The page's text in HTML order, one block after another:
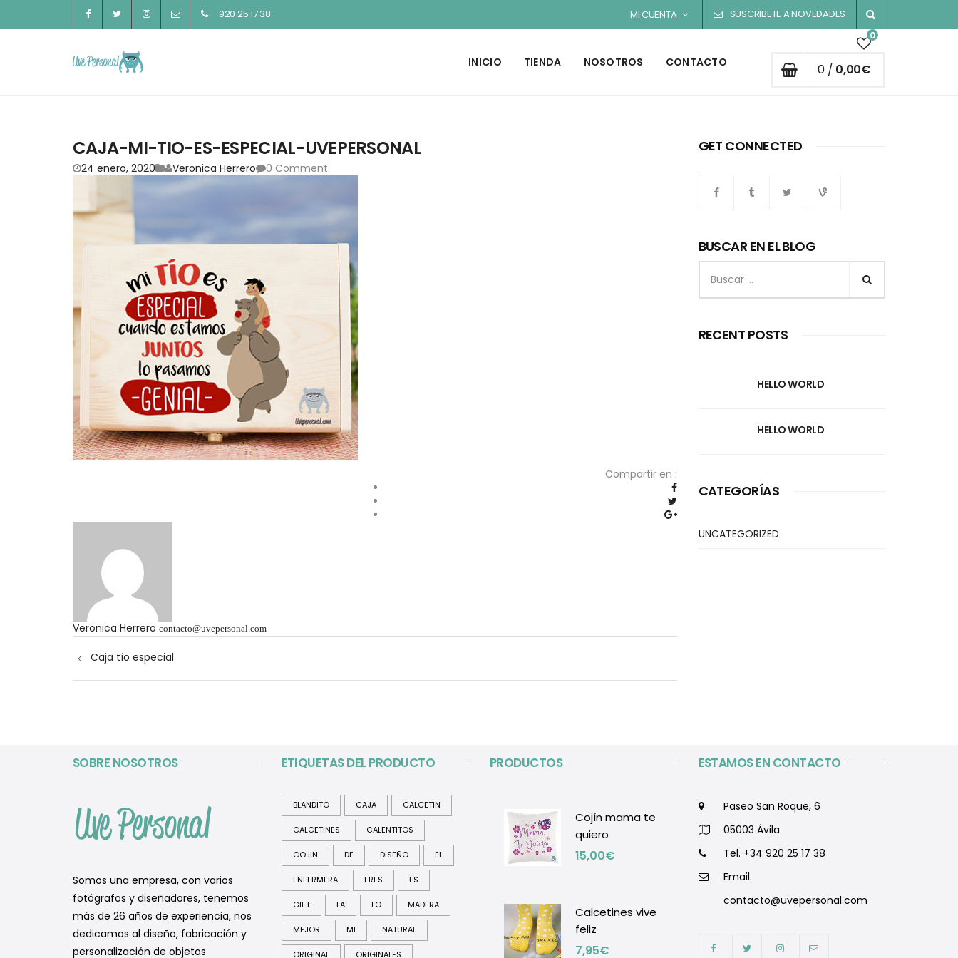
920 25 17 38 MI CUENTA SUSCRIBETE A NOVEDADES
INICIO TIENDA NOSOTROS CONTACTO
0
0 / 0,00€
CAJA-MI-TIO-ES-ESPECIAL-UVEPERSONAL
24 enero, 2020 Veronica Herrero 0 Comment
Compartir en :
Veronica Herrero contacto@uvepersonal.com
de
entradas
Caja tío especial
GET CONNECTED
BUSCAR EN EL BLOG
Buscar:
RECENT POSTS
HELLO WORLD
HELLO WORLD
CATEGORÍAS
UNCATEGORIZED
SOBRE NOSOTROS
Somos una empresa, con varios
fotógrafos y diseñadores, tenemos
más de 26 años de experiencia, nos
dedicamos al diseño, fabricación y
personalización de objetos
ETIQUETAS DEL PRODUCTO
BLANDITO CAJA CALCETIN
CALCETINES CALENTITOS
COJIN DE DISEÑO EL
ENFERMERA ERES ES
GIFT LA LO MADERA
MEJOR MI NATURAL
ORIGINAL ORIGINALES
PRODUCTOS
Cojín mama te
quiero
15,00€
Calcetines vive
feliz
7,95€
ESTAMOS EN CONTACTO
Paseo San Roque, 6
05003 Ávila
Tel. +34 920 25 17 38
Email.
contacto@uvepersonal.com